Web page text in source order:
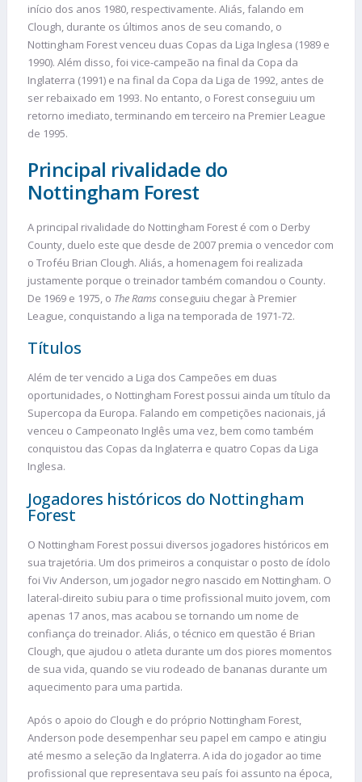
início dos anos 1980, respectivamente. Aliás, falando em
Clough, durante os últimos anos de seu comando, o
Nottingham Forest venceu duas Copas da Liga Inglesa (1989 e
1990). Além disso, foi vice-campeão na final da Copa da
Inglaterra (1991) e na final da Copa da Liga de 1992, antes de
ser rebaixado em 1993. No entanto, o Forest conseguiu um
retorno imediato, terminando em terceiro na Premier League
de 1995.
Principal rivalidade do
Nottingham Forest
A principal rivalidade do Nottingham Forest é com o Derby
County, duelo este que desde de 2007 premia o vencedor com
o Troféu Brian Clough. Aliás, a homenagem foi realizada
justamente porque o treinador também comandou o County.
De 1969 e 1975, o The Rams conseguiu chegar à Premier
League, conquistando a liga na temporada de 1971-72.
Títulos
Além de ter vencido a Liga dos Campeões em duas
oportunidades, o Nottingham Forest possui ainda um título da
Supercopa da Europa. Falando em competições nacionais, já
venceu o Campeonato Inglês uma vez, bem como também
conquistou das Copas da Inglaterra e quatro Copas da Liga
Inglesa.
Jogadores históricos do Nottingham
Forest
O Nottingham Forest possui diversos jogadores históricos em
sua trajetória. Um dos primeiros a conquistar o posto de ídolo
foi Viv Anderson, um jogador negro nascido em Nottingham. O
lateral-direito subiu para o time profissional muito jovem, com
apenas 17 anos, mas acabou se tornando um nome de
confiança do treinador. Aliás, o técnico em questão é Brian
Clough, que ajudou o atleta durante um dos piores momentos
de sua vida, quando se viu rodeado de bananas durante um
aquecimento para uma partida.
Após o apoio do Clough e do próprio Nottingham Forest,
Anderson pode desempenhar seu papel em campo e atingiu
até mesmo a seleção da Inglaterra. A ida do jogador ao time
profissional que representava seu país foi assunto na época,